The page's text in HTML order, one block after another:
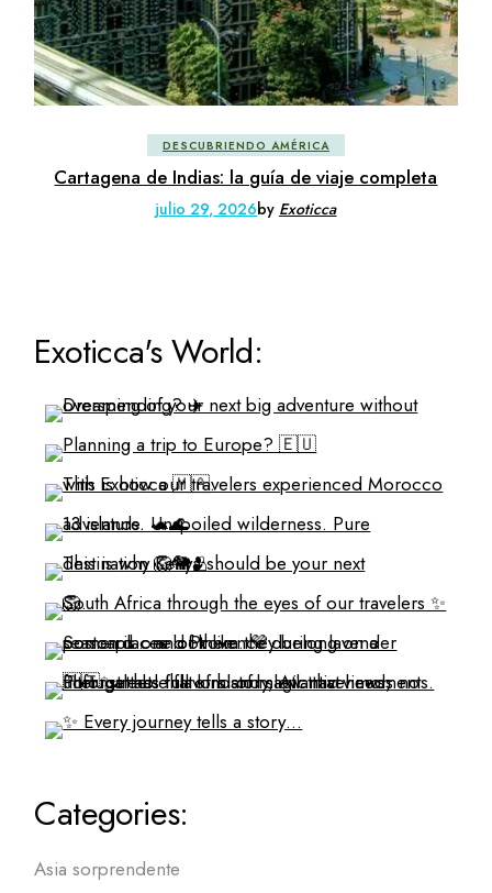
DESCUBRIENDO AMÉRICA
Cartagena de Indias: la guía de viaje completa
julio 29, 2026by Exoticca
Exoticca's World:
Categories:
Asia sorprendente